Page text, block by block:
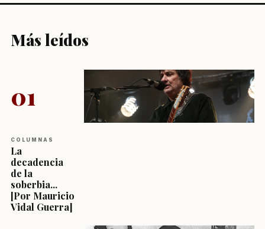
Más leídos
01
COLUMNAS
La
decadencia
de la
soberbia...
[Por Mauricio
Vidal Guerra]